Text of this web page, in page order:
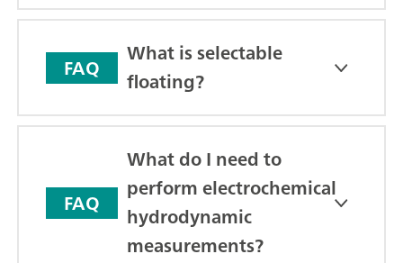
FAQ
What is selectable
floating?
FAQ
What do I need to
perform electrochemical
hydrodynamic
measurements?